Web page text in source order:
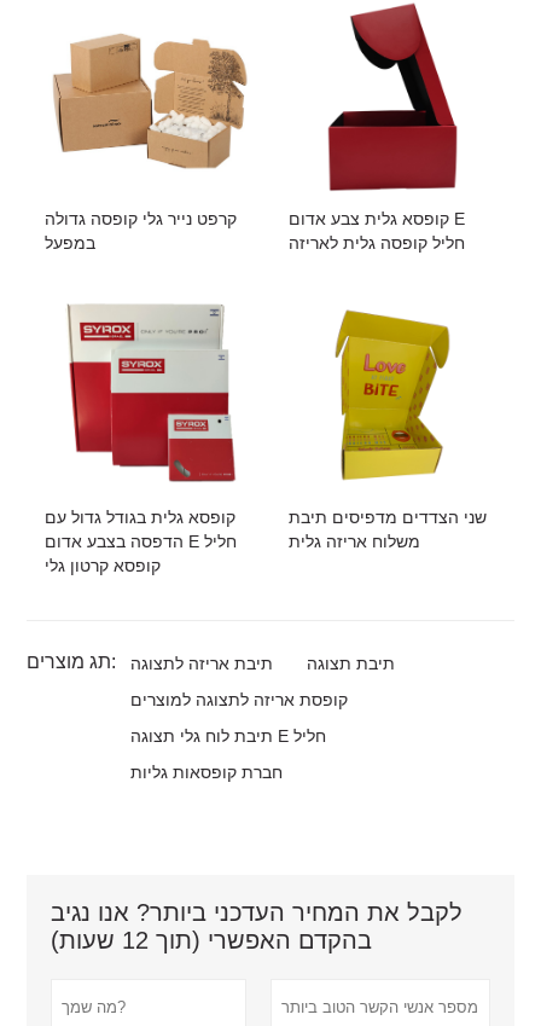
קרפט נייר גלי קופסה גדולה
במפעל
קופסא גלית צבע אדום E
חליל קופסה גלית לאריזה
קופסא גלית בגודל גדול עם
הדפסה בצבע אדום E חליל
קופסא קרטון גלי
שני הצדדים מדפיסים תיבת
משלוח אריזה גלית
תג מוצרים: תיבת אריזה לתצוגה
תיבת תצוגה
קופסת אריזה לתצוגה למוצרים
תיבת לוח גלי תצוגה E חליל
חברת קופסאות גליות
לקבל את המחיר העדכני ביותר? אנו נגיב
בהקדם האפשרי (תוך 12 שעות)